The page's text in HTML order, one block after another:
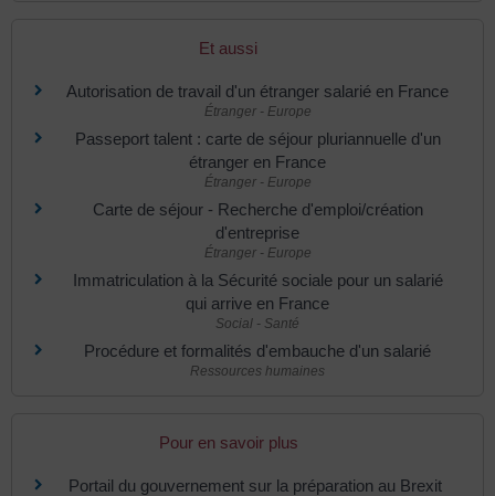
Et aussi
Autorisation de travail d'un étranger salarié en France
Étranger - Europe
Passeport talent : carte de séjour pluriannuelle d'un
étranger en France
Étranger - Europe
Carte de séjour - Recherche d'emploi/création
d'entreprise
Étranger - Europe
Immatriculation à la Sécurité sociale pour un salarié
qui arrive en France
Social - Santé
Procédure et formalités d'embauche d'un salarié
Ressources humaines
Pour en savoir plus
Portail du gouvernement sur la préparation au Brexit